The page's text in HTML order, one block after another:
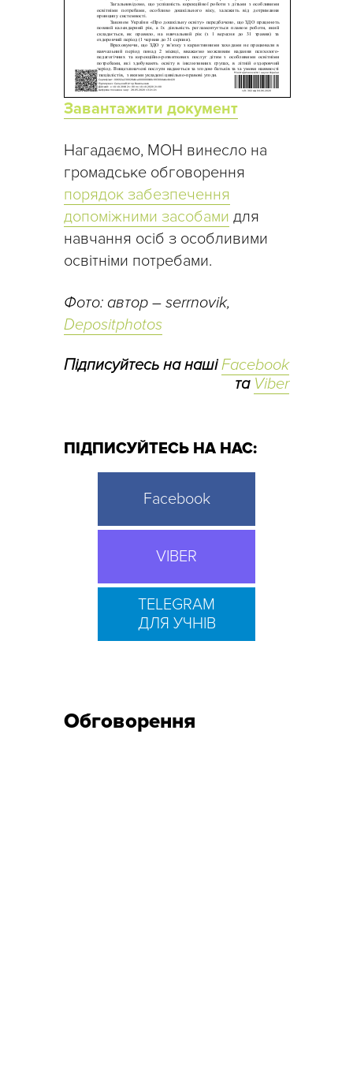
Завантажити документ
Нагадаємо, МОН винесло на
громадське обговорення
порядок забезпечення
допоміжними засобами для
навчання осіб з особливими
освітніми потребами.
Фото: автор – serrnovik,
Depositphotos
Підписуйтесь на нашіFacebook
та Viber
ПІДПИСУЙТЕСЬ НА НАС:
Facebook
VIBER
TELEGRAM
ДЛЯ УЧНІВ
Обговорення